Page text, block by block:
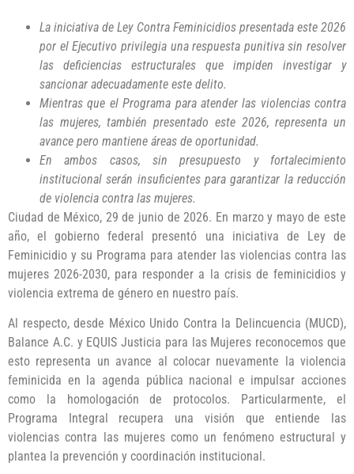
La iniciativa de Ley Contra Feminicidios presentada este 2026
por el Ejecutivo privilegia una respuesta punitiva sin resolver
las deficiencias estructurales que impiden investigar y
sancionar adecuadamente este delito.
Mientras que el Programa para atender las violencias contra
las mujeres, también presentado este 2026, representa un
avance pero mantiene áreas de oportunidad.
En ambos casos, sin presupuesto y fortalecimiento
institucional serán insuficientes para garantizar la reducción
de violencia contra las mujeres.
Ciudad de México, 29 de junio de 2026. En marzo y mayo de este
año, el gobierno federal presentó una iniciativa de Ley de
Feminicidio y su Programa para atender las violencias contra las
mujeres 2026-2030, para responder a la crisis de feminicidios y
violencia extrema de género en nuestro país.
Al respecto, desde México Unido Contra la Delincuencia (MUCD),
Balance A.C. y EQUIS Justicia para las Mujeres reconocemos que
esto representa un avance al colocar nuevamente la violencia
feminicida en la agenda pública nacional e impulsar acciones
como la homologación de protocolos. Particularmente, el
Programa Integral recupera una visión que entiende las
violencias contra las mujeres como un fenómeno estructural y
plantea la prevención y coordinación institucional.